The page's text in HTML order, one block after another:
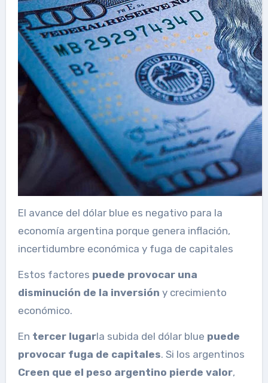
El avance del dólar blue es negativo para la
economía argentina porque genera inflación,
incertidumbre económica y fuga de capitales
Estos factores puede provocar una
disminución de la inversión y crecimiento
económico.
En tercer lugarla subida del dólar blue puede
provocar fuga de capitales. Si los argentinos
Creen que el peso argentino pierde valor,